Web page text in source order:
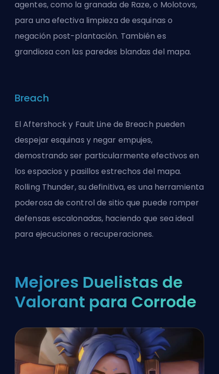
agentes, como la granada de Raze, o Molotovs,
para una efectiva limpieza de esquinas o
negación post-plantación. También es
grandiosa con las paredes blandas del mapa.
Breach
El Aftershock y Fault Line de Breach pueden
despejar esquinas y negar empujes,
demostrando ser particularmente efectivos en
los espacios y pasillos estrechos del mapa.
Rolling Thunder, su definitiva, es una herramienta
poderosa de control de sitio que puede romper
defensas escalonadas, haciendo que sea ideal
para ejecuciones o recuperaciones.
Mejores Duelistas de
Valorant para Corrode